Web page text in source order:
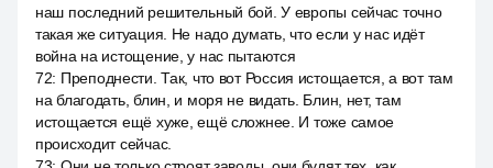
наш последний решительный бой. У европы сейчас точно
такая же ситуация. Не надо думать, что если у нас идёт
война на истощение, у нас пытаются
72: Преподнести. Так, что вот Россия истощается, а вот там
на благодать, блин, и моря не видать. Блин, нет, там
истощается ещё хуже, ещё сложнее. И тоже самое
происходит сейчас.